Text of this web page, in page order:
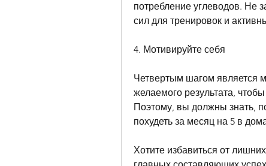
потребление углеводов. Не
сил для тренировок и
4. Мотивируйте себя
Четвертым шагом является
желаемого результата,
Поэтому, вы должны знать,
похудеть за месяц на 5 в
Хотите избавиться от